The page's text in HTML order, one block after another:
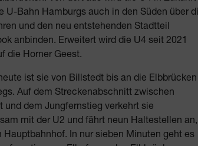
U-Bahn Hamburgs auch in den Süden über
und den neu entstehenden Stadtteil
anbinden. Erweitert wird die U4 seit 2021
die Horner Geest.
ist sie von Billstedt bis an die Elbbrücken
Auf dem Streckenabschnitt zwischen
und dem Jungfernstieg verkehrt sie
mit der U2 und fährt neun Haltestellen an,
Hauptbahnhof. In nur sieben Minuten geht es